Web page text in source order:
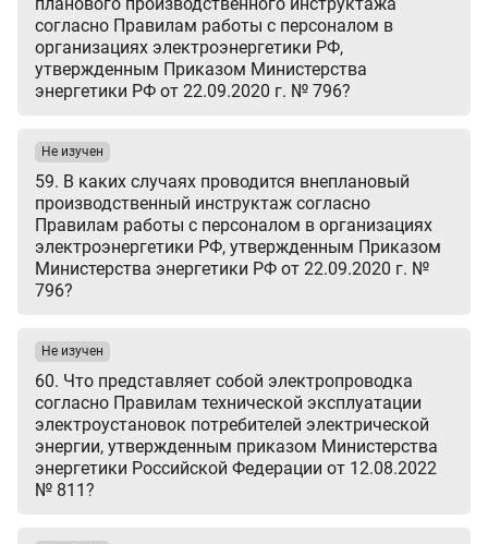
согласно Правилам работы с персоналом в
организациях электроэнергетики РФ,
утвержденным Приказом Министерства
энергетики РФ от 22.09.2020 г. № 796?
59. В каких случаях проводится внеплановый
производственный инструктаж согласно
Правилам работы с персоналом в организациях
электроэнергетики РФ, утвержденным Приказом
Министерства энергетики РФ от 22.09.2020 г. №
796?
Не изучен
60. Что представляет собой электропроводка
согласно Правилам технической эксплуатации
электроустановок потребителей электрической
энергии, утвержденным приказом Министерства
энергетики Российской Федерации от 12.08.2022
№ 811?
Не изучен